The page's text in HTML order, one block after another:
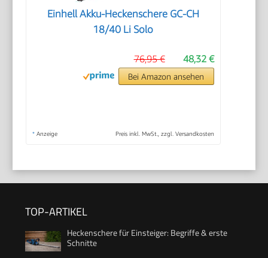
Einhell Akku-Heckenschere GC-CH
18/40 Li Solo
48,32 €
76,95 €
Bei Amazon ansehen
* Anzeige Preis inkl. MwSt., zzgl. Versandkosten
TOP-ARTIKEL
Heckenschere für Einsteiger: Begriffe & erste
Schnitte